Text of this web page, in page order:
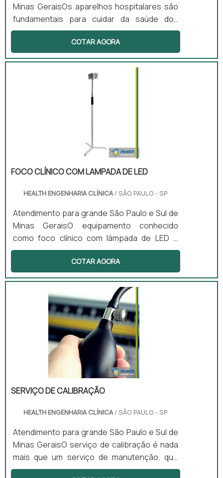
Minas GeraisOs aparelhos hospitalares são
fundamentais para cuidar da saúde dos
pacientes que procurarem seus serviços
para realização de check-ups de rotina ou
para a realização de exames mais
aprofundados. É fundamental que os
aparelhos estejam funcionando
corretamente e, em casos de estes
apresentarem falhas, é essencial consultar
processoA assistência técnica para equi.
COTAR AGORA
FOCO CLÍNICO COM LAMPADA DE LED
HEALTH ENGENHARIA CLÍNICA/ SÃO PAULO - SP
Atendimento para grande São Paulo e Sul de
Minas GeraisO equipamento conhecido
como foco clínico com lâmpada de LED é
muito utilizado em diferentes
estabelecimentos da área da saúde, por
exemplo, clínicas médicas, laboratórios,
entre outros.Principais vantagens
presentes do equipamento Iluminar campos
cirúrgicos abertos; Desenvolver exames
clínicos não invasivos; Procedimentos
laboratoriais; Entre diversos outros.Sua
lâmpada de LED é de suma importância em
todos esses procedimentos pois irá ilum.
COTAR AGORA
SERVIÇO DE CALIBRAÇÃO
HEALTH ENGENHARIA CLÍNICA/ SÃO PAULO - SP
Atendimento para grande São Paulo e Sul de
Minas GeraisO serviço de calibração é nada
mais que um serviço de manutenção, que
tem como objetivo restaurar as